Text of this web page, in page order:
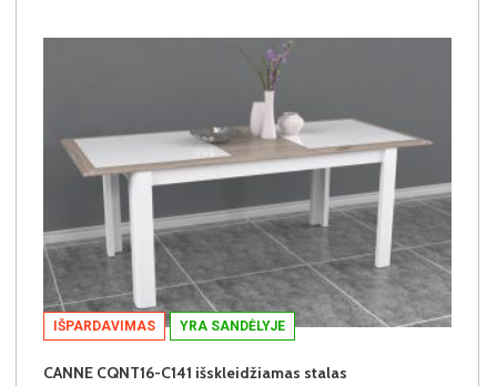
IŠPARDAVIMAS YRA SANDĖLYJE
CANNE CQNT16-C141 išskleidžiamas stalas